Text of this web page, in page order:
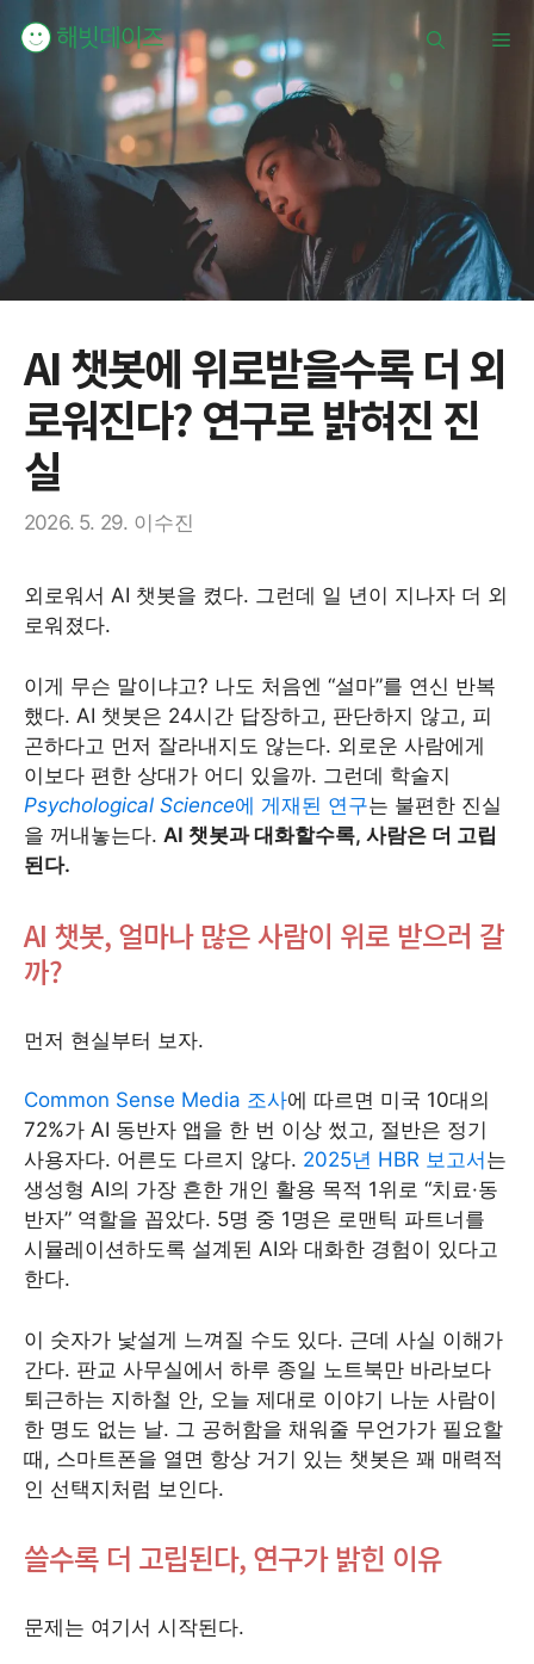
너
메
AI 챗봇에 위로받을수록 더 외
로워진다? 연구로 밝혀진 진
실
2026. 5. 29. 이수진
외로워서 AI 챗봇을 켰다. 그런데 일 년이 지나자 더 외
로워졌다.
이게 무슨 말이냐고? 나도 처음엔 “설마”를 연신 반복
했다. AI 챗봇은 24시간 답장하고, 판단하지 않고, 피
곤하다고 먼저 잘라내지도 않는다. 외로운 사람에게
이보다 편한 상대가 어디 있을까. 그런데 학술지
Psychological Science에 게재된 연구는 불편한 진실
을 꺼내놓는다. AI 챗봇과 대화할수록, 사람은 더 고립
된다.
AI 챗봇, 얼마나 많은 사람이 위로 받으러 갈
까?
먼저 현실부터 보자.
Common Sense Media 조사에 따르면 미국 10대의
72%가 AI 동반자 앱을 한 번 이상 썼고, 절반은 정기
사용자다. 어른도 다르지 않다. 2025년 HBR 보고서 는
생성형 AI의 가장 흔한 개인 활용 목적 1위로 “치료·동
반자” 역할을 꼽았다. 5명 중 1명은 로맨틱 파트너를
시뮬레이션하도록 설계된 AI와 대화한 경험이 있다고
한다.
이 숫자가 낯설게 느껴질 수도 있다. 근데 사실 이해가
간다. 판교 사무실에서 하루 종일 노트북만 바라보다
퇴근하는 지하철 안, 오늘 제대로 이야기 나눈 사람이
한 명도 없는 날. 그 공허함을 채워줄 무언가가 필요할
때, 스마트폰을 열면 항상 거기 있는 챗봇은 꽤 매력적
인 선택지처럼 보인다.
쓸수록 더 고립된다, 연구가 밝힌 이유
문제는 여기서 시작된다.